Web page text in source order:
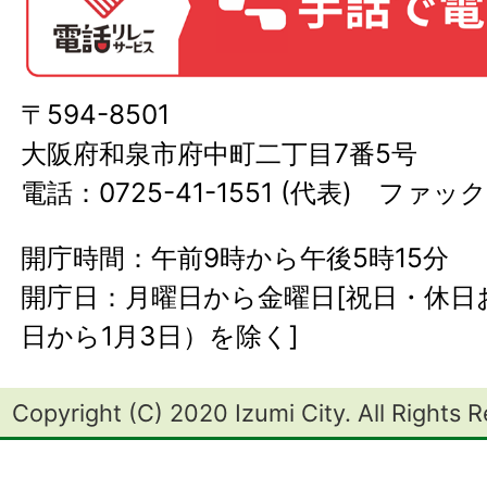
〒594-8501
大阪府和泉市府中町二丁目7番5号
電話：0725-41-1551 (代表) ファッ
開庁時間：午前9時から午後5時15分
開庁日：月曜日から金曜日[祝日・休
日から1月3日）を除く]
Copyright (C) 2020 Izumi City. All Rights